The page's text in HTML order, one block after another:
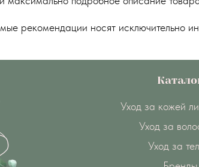
рекомендации носят исключительно
Уход за кожей
Уход за
Уход за